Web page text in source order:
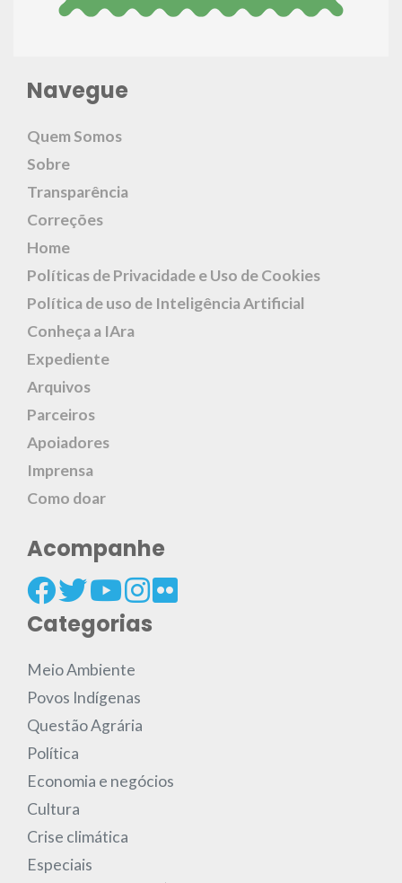
Navegue
Quem Somos
Sobre
Transparência
Correções
Home
Políticas de Privacidade e Uso de Cookies
Política de uso de Inteligência Artificial
Conheça a IAra
Expediente
Arquivos
Parceiros
Apoiadores
Imprensa
Como doar
Acompanhe
Categorias
Meio Ambiente
Povos Indígenas
Questão Agrária
Política
Economia e negócios
Cultura
Crise climática
Especiais